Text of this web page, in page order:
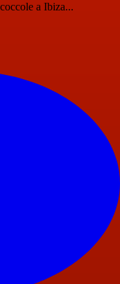
a Ibiza...